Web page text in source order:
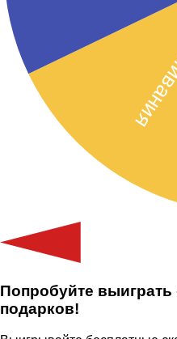
Попробуйте
подарков!